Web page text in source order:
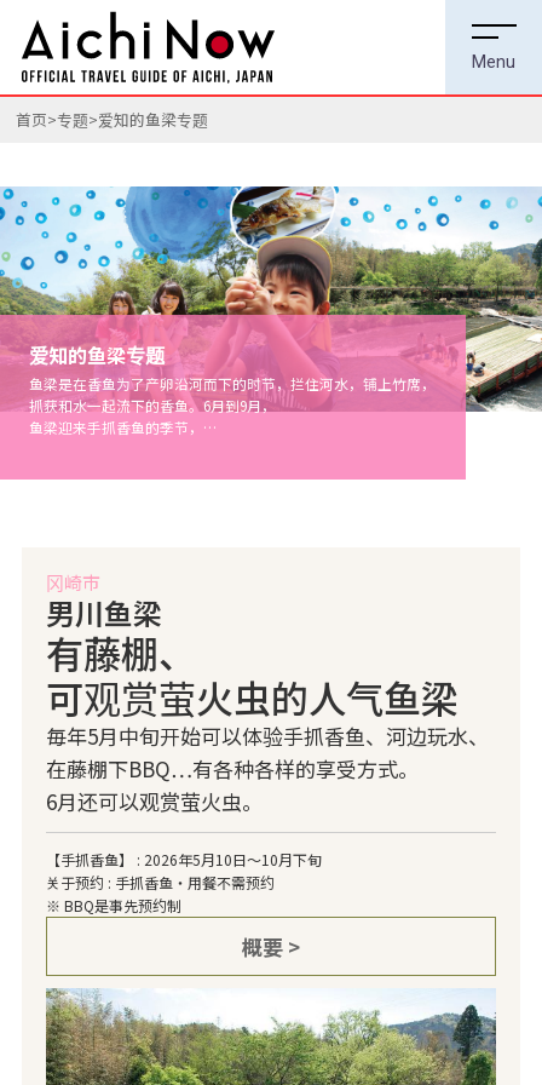
首页 专题 爱知的鱼梁专题
爱知的鱼梁专题
鱼梁是在香鱼为了产卵沿河而下的时节，拦住河水，铺上竹席，
抓获和水一起流下的香鱼。6月到9月，
鱼梁迎来手抓香鱼的季节，
冈崎市
男川鱼梁
有藤棚、
可观赏萤火虫的人气鱼梁
毎年5月中旬开始可以体验手抓香鱼、河边玩水、
在藤棚下BBQ…有各种各样的享受方式。
6月还可以观赏萤火虫。
【手抓香鱼】 : 2026年5月10日～10月下旬
关于预约 : 手抓香鱼・用餐不需预约
※ BBQ是事先预约制
概要 >